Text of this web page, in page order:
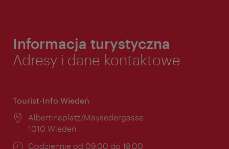
Informacja turystyczna
Adresy i dane kontaktowe
Tourist-Info Wiedeń
Miejsce:
Albertinaplatz/Maysedergasse
1010 Wiedeń
Godziny
Codziennie od 09.00 do 18.00